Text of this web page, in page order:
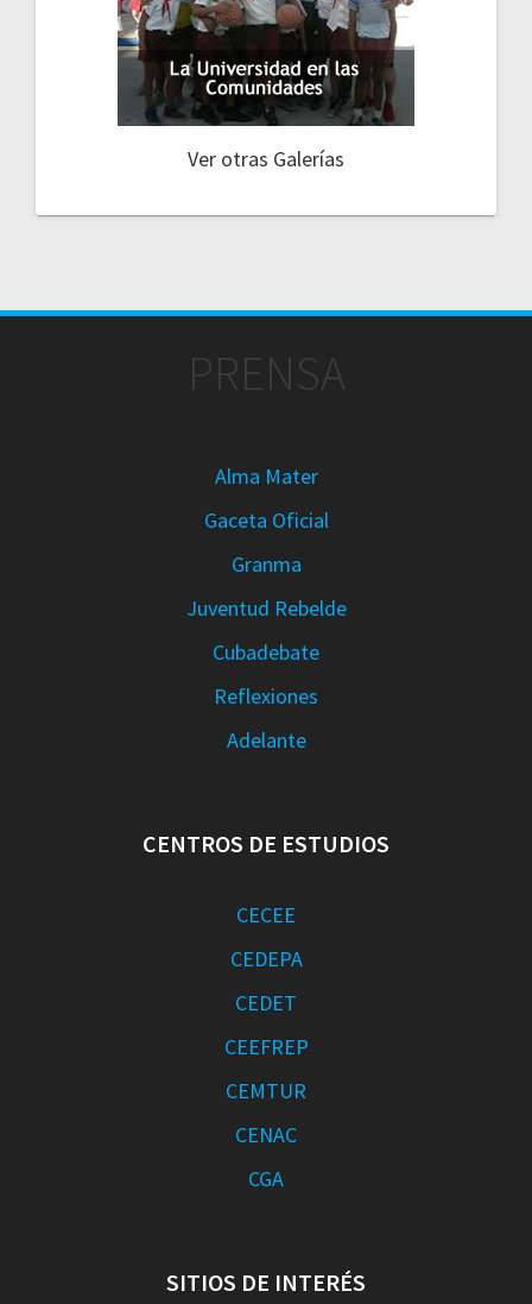
Ver otras Galerías
PRENSA
Alma Mater
Gaceta Oficial
Granma
Juventud Rebelde
Cubadebate
Reflexiones
Adelante
CENTROS DE ESTUDIOS
CECEE
CEDEPA
CEDET
CEEFREP
CEMTUR
CENAC
CGA
SITIOS DE INTERÉS